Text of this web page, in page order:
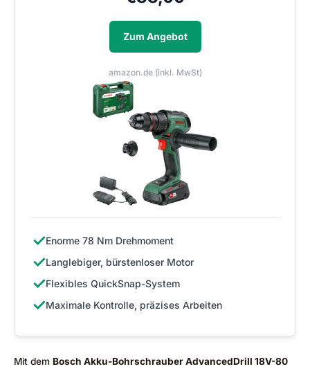
Zum Angebot
amazon.de (inkl. MwSt)
✓Enorme 78 Nm Drehmoment
✓Langlebiger, bürstenloser Motor
✓Flexibles QuickSnap-System
✓Maximale Kontrolle, präzises Arbeiten
Mit dem Bosch Akku-Bohrschrauber AdvancedDrill 18V-80